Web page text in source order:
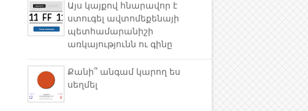
Այս կայքով հնարավոր է
ստուգել ավտոմեքենայի
պետհամարանիշի
առկայությունն ու գինը
Քանի՞ անգամ կարող ես
սեղմել